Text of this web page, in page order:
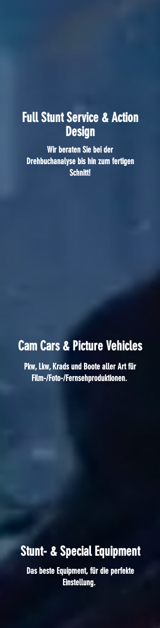
Full Stunt Service & Action
Design
Wir beraten Sie bei der
Drehbuchanalyse bis hin zum fertigen
Schnitt!
Cam Cars & Picture Vehicles
Pkw, Lkw, Krads und Boote aller Art für
Film-/Foto-/Fernsehproduktionen.
Stunt- & Special Equipment
Das beste Equipment, für die perfekte
Einstellung.